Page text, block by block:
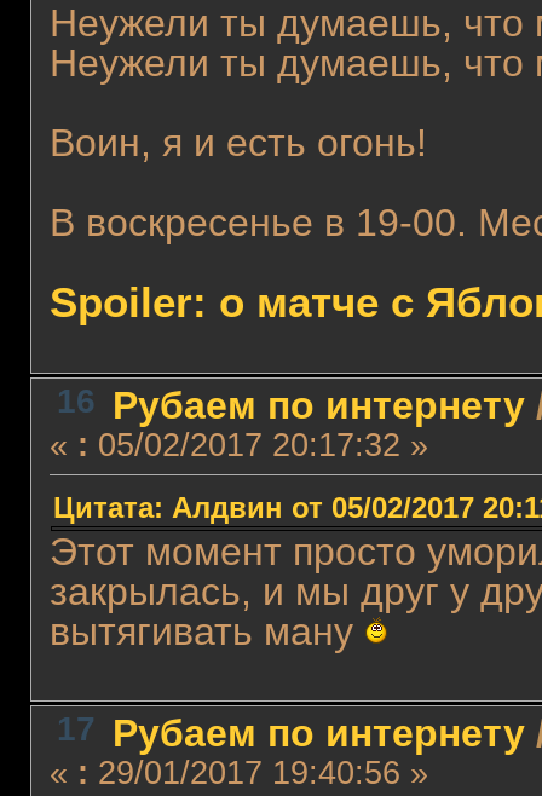
Неужели ты думаешь, что
Неужели ты думаешь, что
Воин, я и есть огонь!
В воскресенье в 19-00.
Spoiler: о матче с
16 Рубаем по интернету
« : 05/02/2017 20:17:32 »
Цитата: Алдвин от 05/02/2017
Этот момент просто
закрылась, и мы друг у
вытягивать ману
17 Рубаем по интернету
« : 29/01/2017 19:40:56 »